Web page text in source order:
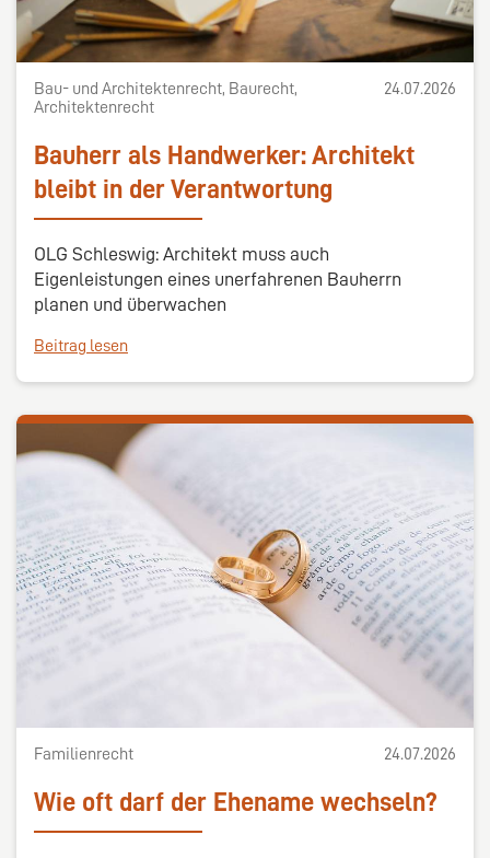
Bau- und Architektenrecht, Baurecht,
Architektenrecht
24.07.2026
Bauherr als Handwerker: Architekt
bleibt in der Verantwortung
OLG Schleswig: Architekt muss auch
Eigenleistungen eines unerfahrenen Bauherrn
planen und überwachen
Beitrag lesen
Familienrecht 24.07.2026
Wie oft darf der Ehename wechseln?